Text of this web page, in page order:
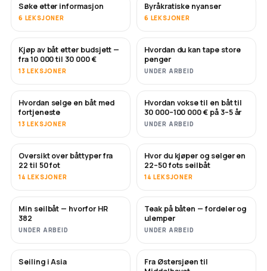
Søke etter informasjon
6 LEKSJONER
Byråkratiske nyanser
6 LEKSJONER
SNART
Kjøp av båt etter budsjett —
fra 10 000 til 30 000 €
13 LEKSJONER
SNART
Hvordan du kan tape store
penger
UNDER ARBEID
NYTT
Hvordan selge en båt med
fortjeneste
13 LEKSJONER
NYTT
Hvordan vokse til en båt til
30 000–100 000 € på 3–5 år
UNDER ARBEID
SNART
Oversikt over båttyper fra
22 til 50 fot
14 LEKSJONER
SNART
Hvor du kjøper og selger en
22–50 fots seilbåt
14 LEKSJONER
SNART
Min seilbåt — hvorfor HR
382
UNDER ARBEID
SNART
Teak på båten — fordeler og
ulemper
UNDER ARBEID
SNART
Seiling i Asia SNART
Fra Østersjøen til